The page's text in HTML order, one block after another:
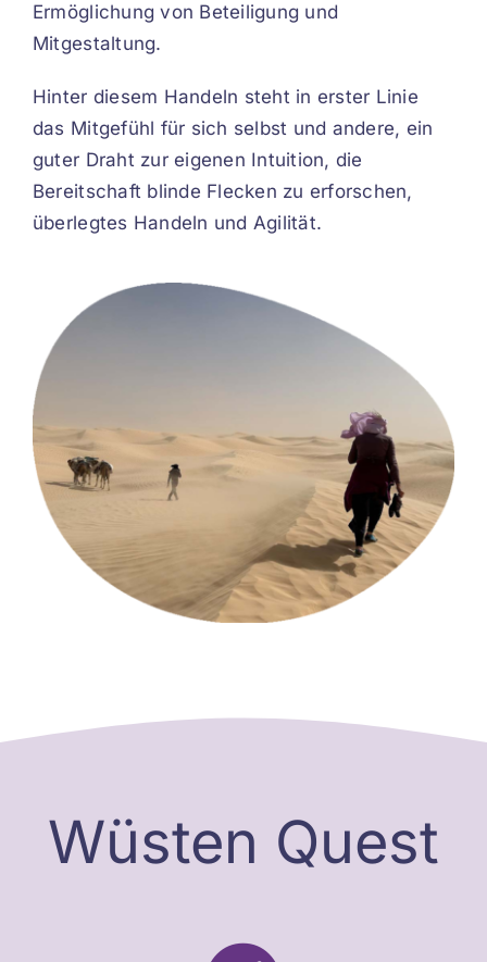
Ermöglichung von Beteiligung und
Mitgestaltung.
Hinter diesem Handeln steht in erster Linie
das Mitgefühl für sich selbst und andere, ein
guter Draht zur eigenen Intuition, die
Bereitschaft blinde Flecken zu erforschen,
überlegtes Handeln und Agilität.
Wüsten Quest